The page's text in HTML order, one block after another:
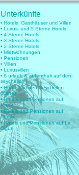
Unterkünfte
• Hotels, Gasthäuser und Villen
• Luxus- und 5 Sterne Hotels
• 4 Sterne Hotels
• 3 Sterne Hotels
• 2 Sterne Hotels
• Mietwohnungen
• Pensionen
• Villen
• Luxusvillen
• 6 urlaub & aufenthalt auf den
seychellen
• Hotels auf den Seychellen
(Karte)
• Hotels und Pensionen auf
Mahe
• Hotels und Pensionen auf
Praslin
• Hotels und Pensionen auf La
Digue